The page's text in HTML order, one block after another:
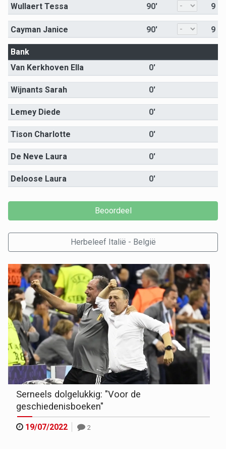
Wullaert Tessa 90' 9
Cayman Janice 90' 9
Bank
Van Kerkhoven Ella
0'
Wijnants Sarah 0'
Lemey Diede 0'
Tison Charlotte 0'
De Neve Laura 0'
Deloose Laura 0'
Herbeleef Italië - België
Serneels dolgelukkig: "Voor de
geschiedenisboeken"
19/07/2022 2